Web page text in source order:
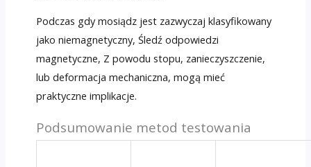
Podczas gdy mosiądz jest zazwyczaj klasyfikowany
jako niemagnetyczny, Śledź odpowiedzi
magnetyczne, Z powodu stopu, zanieczyszczenie,
lub deformacja mechaniczna, mogą mieć
praktyczne implikacje.
Podsumowanie metod testowania